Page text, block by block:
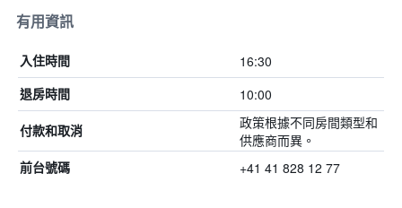
有用資訊
入住時間 16:30
退房時間 10:00
付款和取消
政策根據不同房間類型和
供應商而異。
前台號碼 +41 41 828 12 77